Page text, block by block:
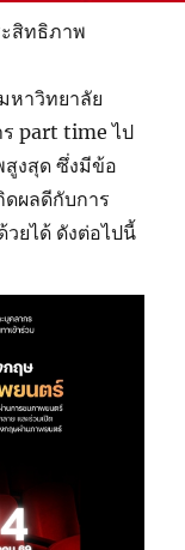
ะสิทธิภาพ
หาวิทยาลัย
ร part time ไป
สูงสุด ซึ่งมีข้อ
ดผลดีกับการ
ยได้ ดังต่อไปนี้